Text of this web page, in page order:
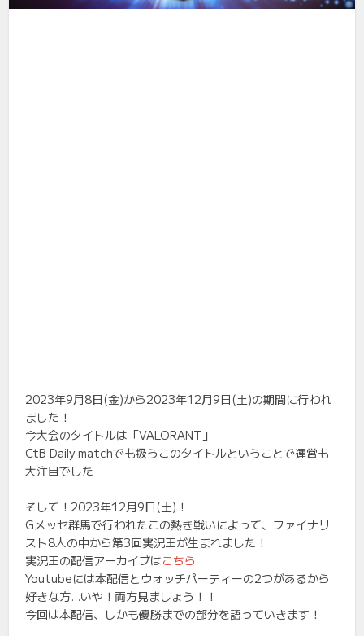
2023年9月8日(金)から2023年12月9日(土)の期間に行われ
ました！
今大会のタイトルは「VALORANT」
CtB Daily matchでも扱うこのタイトルということで運営も
大注目でした
そして！2023年12月9日(土)！
Gメッセ群馬で行われたこの熱き戦いによって、ファイナリ
スト8人の中から第3回実況王が生まれました！
実況王の配信アーカイブはこちら
Youtubeには本配信とウォッチパーティーの2つがあるから
好きな方…いや！両方見ましょう！！
今回は本配信、しかも優勝までの部分を語っていきます！